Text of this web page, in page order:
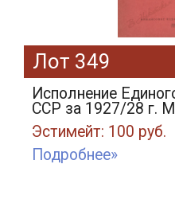
Лот 349
Исполнение
ССР за 1927/28 г.
Эстимейт: 100 руб.
Подробнее»